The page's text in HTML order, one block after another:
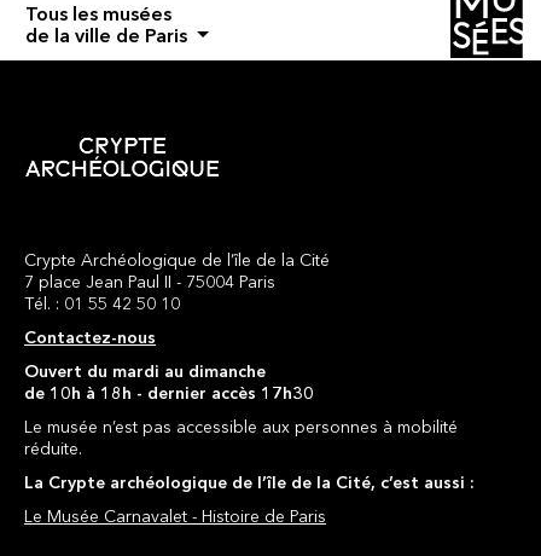
Tous les musées
de la ville de Paris
Crypte Archéologique de l’île de la Cité
7 place Jean Paul II - 75004 Paris
Tél. : 01 55 42 50 10
Contactez-nous
Ouvert du mardi au dimanche
de 10h à 18h - dernier accès 17h30
Le musée n’est pas accessible aux personnes à mobilité
réduite.
La Crypte archéologique de l’île de la Cité, c’est aussi :
Le Musée Carnavalet - Histoire de Paris